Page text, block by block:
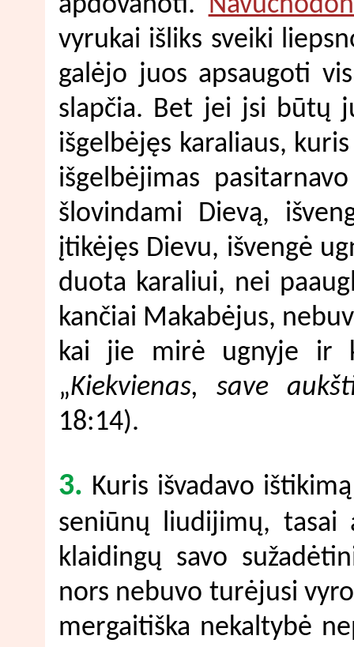
apdovanoti.
vyrukai išliks sveiki
galėjo juos apsaugoti
slapčia. Bet jei jsi būtų
išgelbėjęs karaliaus,
išgelbėjimas
šlovindami Dievą,
įtikėjęs Dievu, išvengė
duota karaliui, nei
kančiai Makabėjus,
kai jie mirė ugnyje ir
„Kiekvienas, save
18:14).
3. Kuris išvadavo
seniūnų liudijimų,
klaidingų savo
nors nebuvo turėjusi
mergaitiška nekaltybė